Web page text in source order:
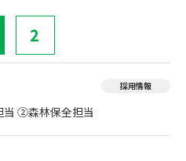
2
採用情報
当 ②森林保全担当